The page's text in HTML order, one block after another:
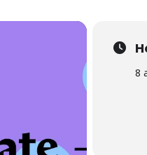
8